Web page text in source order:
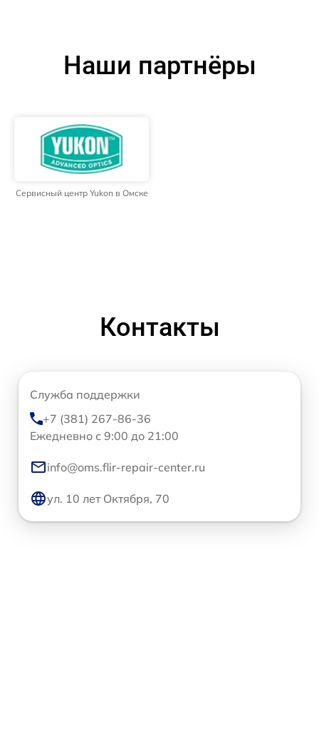
Наши партнёры
Сервисный центр Yukon в Омске
Контакты
Служба поддержки
+7 (381) 267-86-36
Ежедневно с 9:00 до 21:00
info@oms.flir-repair-center.ru
ул. 10 лет Октября, 70